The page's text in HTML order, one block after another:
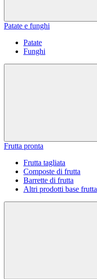
Patate e funghi
Patate
Funghi
Frutta pronta
Frutta tagliata
Composte di frutta
Barrette di frutta
Altri prodotti base frutta